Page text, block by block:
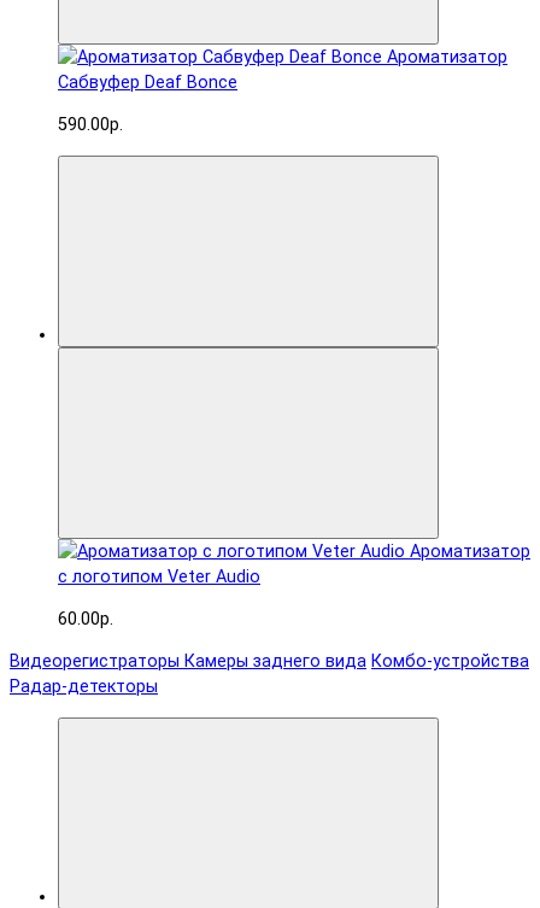
Ароматизатор
Сабвуфер Deaf Bonce
590.00р.
Ароматизатор
с логотипом Veter Audio
60.00р.
Видеорегистраторы Камеры заднего вида Комбо-устройства
Радар-детекторы